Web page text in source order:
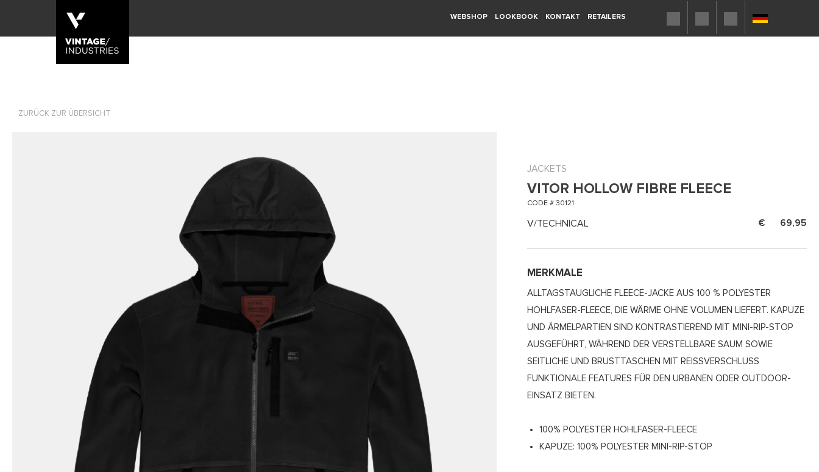
WEBSHOP LOOKBOOK KONTAKT RETAILERS
ZURÜCK ZUR ÜBERSICHT
JACKETS
VITOR HOLLOW FIBRE FLEECE
CODE # 30121
V/TECHNICAL 69,95
MERKMALE
ALLTAGSTAUGLICHE FLEECE-JACKE AUS 100 % POLYESTER
HOHLFASER-FLEECE, DIE WÄRME OHNE VOLUMEN LIEFERT. KAPUZE
UND ÄRMELPARTIEN SIND KONTRASTIEREND MIT MINI-RIP-STOP
AUSGEFÜHRT, WÄHREND DER VERSTELLBARE SAUM SOWIE
SEITLICHE UND BRUSTTASCHEN MIT REISSVERSCHLUSS F
UNKTIONALE FEATURES FÜR DEN URBANEN ODER OUTDOOR-E
INSATZ BIETEN.
100% POLYESTER HOHLFASER-FLEECE
KAPUZE: 100% POLYESTER MINI-RIP-STOP